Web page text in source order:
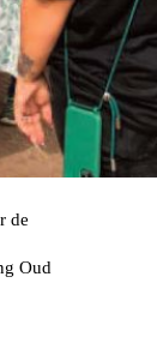
de
Oud